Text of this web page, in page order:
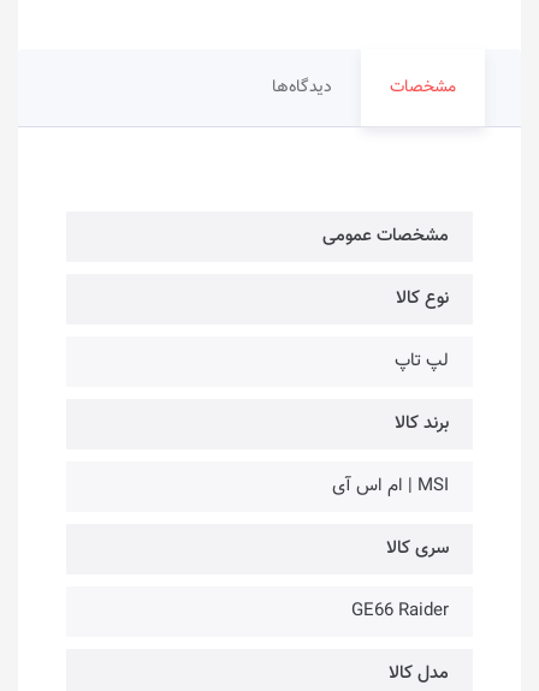
مشخصات دیدگاه‌ها
مشخصات عمومی
نوع کالا
لپ تاپ
برند کالا
MSI | ام اس آی
سری کالا
GE66 Raider
مدل کالا